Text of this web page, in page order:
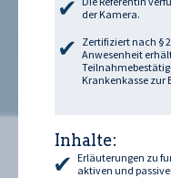
der Kamera.
Zertifiziert nach §
Anwesenheit
Krankenkasse zur
Inhalte:
Erläuterungen zu
aktiven und